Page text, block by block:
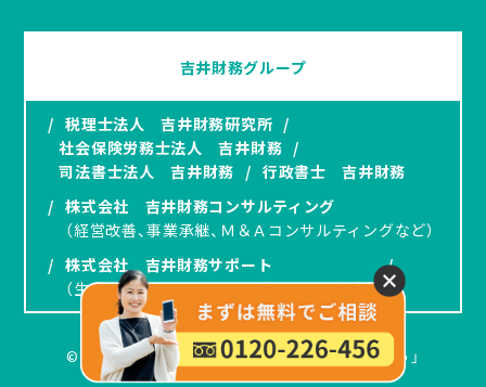
吉井財務グループ
/ 税理士法人 吉井財務研究所 /
社会保険労務士法人 吉井財務 /
司法書士法人 吉井財務 / 行政書士 吉井財務
/ 株式会社 吉井財務コンサルティング
（経営改善、事業承継、Ｍ＆Ａコンサルティングなど）
/ 株式会社 吉井財務サポート
（生命保険、オペレーティングリースの提案）
/
© 2024 吉井財務研究所「岡山で建設業をはじめよう」